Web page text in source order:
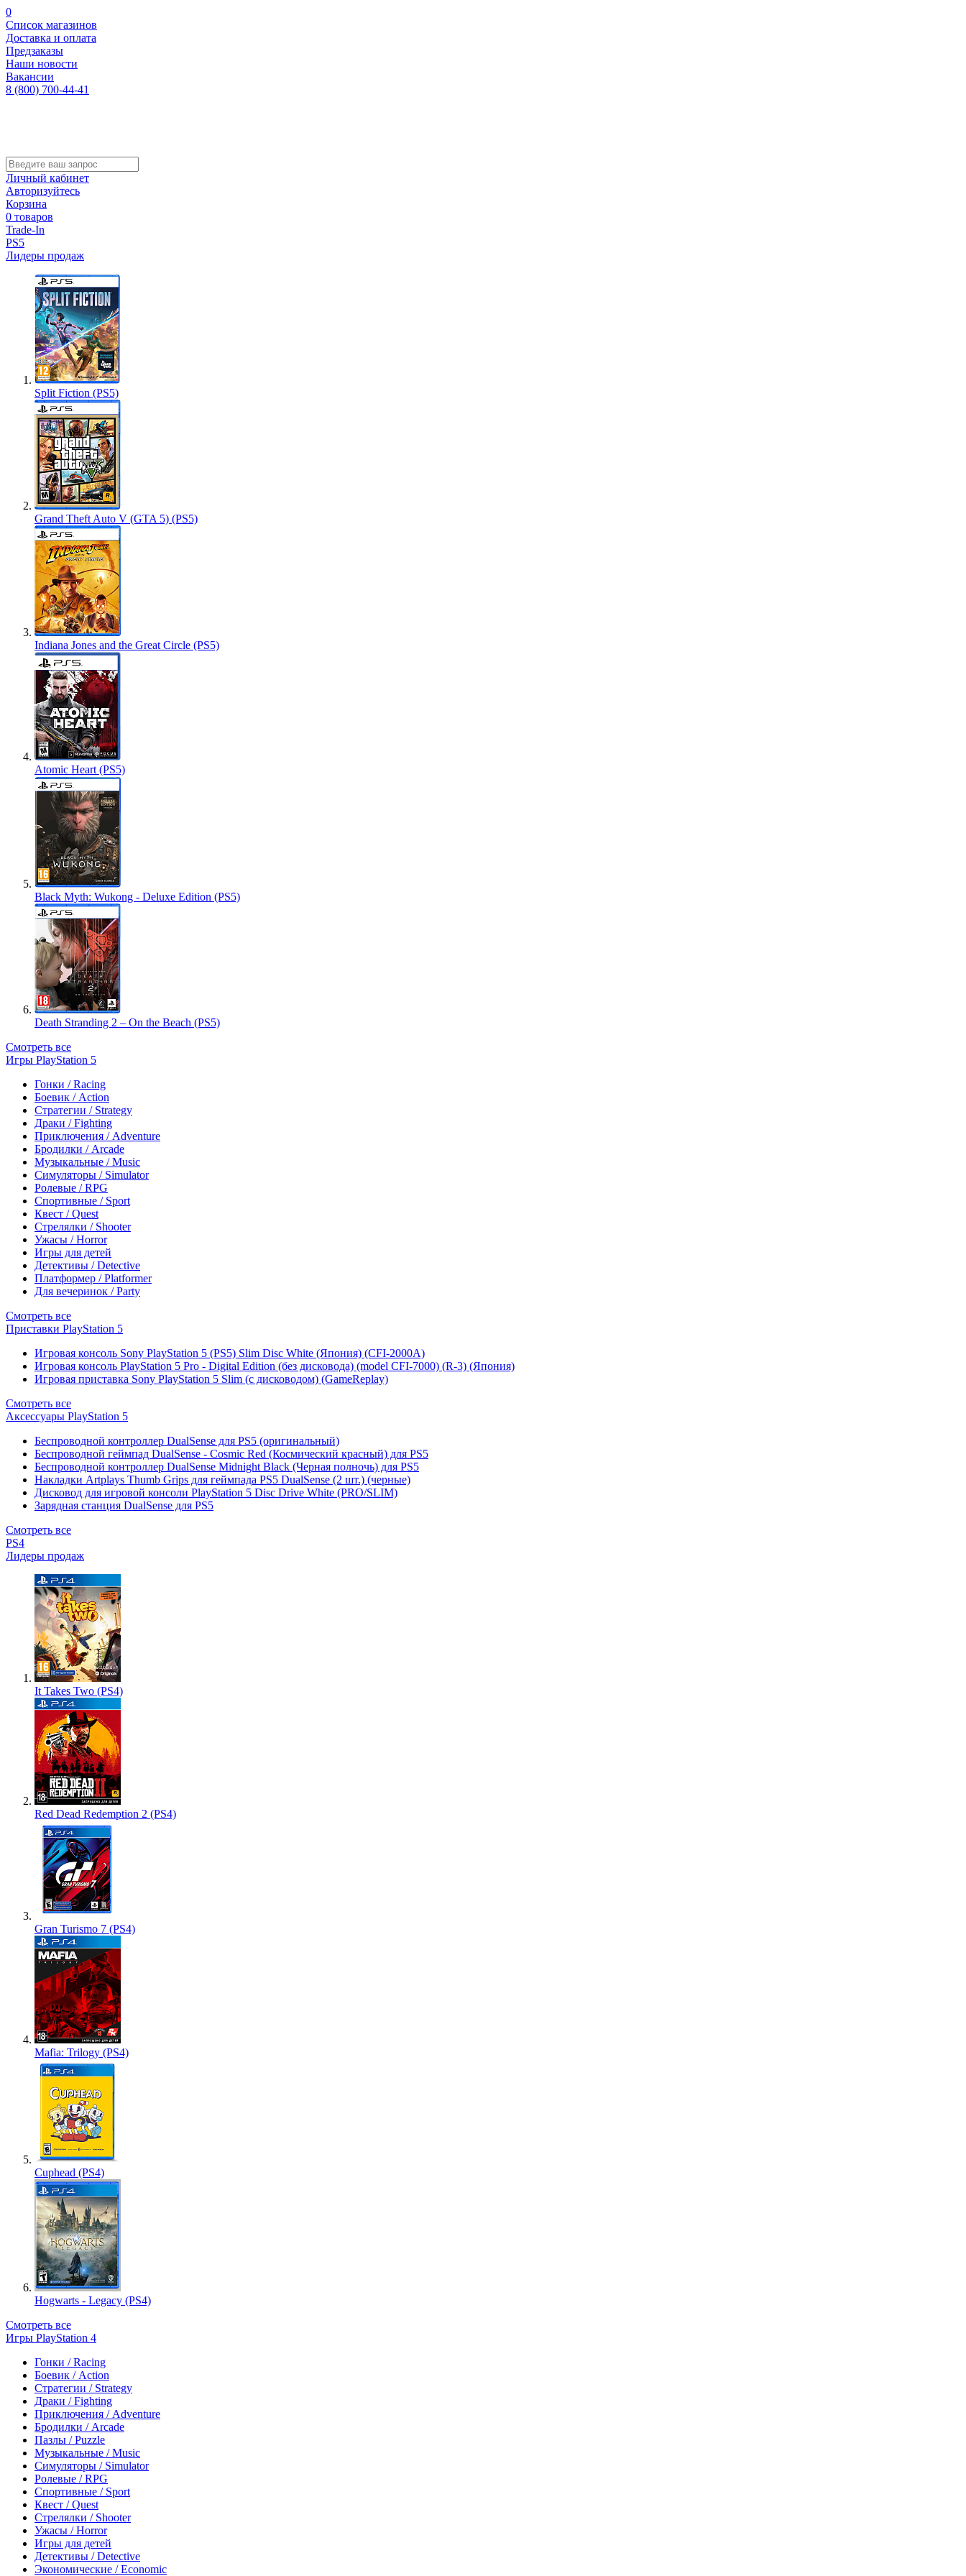
0
Список магазинов
Доставка и оплата
Предзаказы
Наши новости
Вакансии
8 (800) 700-44-41
Личный кабинет
Авторизуйтесь
Корзина
0 товаров
Trade-In
PS5
Лидеры продаж
Split Fiction (PS5)
Grand Theft Auto V (GTA 5) (PS5)
Indiana Jones and the Great Circle (PS5)
Atomic Heart (PS5)
Black Myth: Wukong - Deluxe Edition (PS5)
Death Stranding 2 – On the Beach (PS5)
Смотреть все
Игры PlayStation 5
Гонки / Racing
Боевик / Action
Стратегии / Strategy
Драки / Fighting
Приключения / Adventure
Бродилки / Arcade
Музыкальные / Music
Симуляторы / Simulator
Ролевые / RPG
Спортивные / Sport
Квест / Quest
Стрелялки / Shooter
Ужасы / Horror
Игры для детей
Детективы / Detective
Платформер / Platformer
Для вечеринок / Party
Смотреть все
Приставки PlayStation 5
Игровая консоль Sony PlayStation 5 (PS5) Slim Disc White (Япония) (CFI-2000A)
Игровая консоль PlayStation 5 Pro - Digital Edition (без дисковода) (model CFI-7000) (R-3) (Япония)
Игровая приставка Sony PlayStation 5 Slim (с дисководом) (GameReplay)
Смотреть все
Аксессуары PlayStation 5
Беспроводной контроллер DualSense для PS5 (оригинальный)
Беспроводной геймпад DualSense - Cosmic Red (Космический красный) для PS5
Беспроводной контроллер DualSense Midnight Black (Черная полночь) для PS5
Накладки Artplays Thumb Grips для геймпада PS5 DualSense (2 шт.) (черные)
Дисковод для игровой консоли PlayStation 5 Disc Drive White (PRO/SLIM)
Зарядная станция DualSense для PS5
Смотреть все
PS4
Лидеры продаж
It Takes Two (PS4)
Red Dead Redemption 2 (PS4)
Gran Turismo 7 (PS4)
Mafia: Trilogy (PS4)
Cuphead (PS4)
Hogwarts - Legacy (PS4)
Смотреть все
Игры PlayStation 4
Гонки / Racing
Боевик / Action
Стратегии / Strategy
Драки / Fighting
Приключения / Adventure
Бродилки / Arcade
Пазлы / Puzzle
Музыкальные / Music
Симуляторы / Simulator
Ролевые / RPG
Спортивные / Sport
Квест / Quest
Стрелялки / Shooter
Ужасы / Horror
Игры для детей
Детективы / Detective
Экономические / Economic